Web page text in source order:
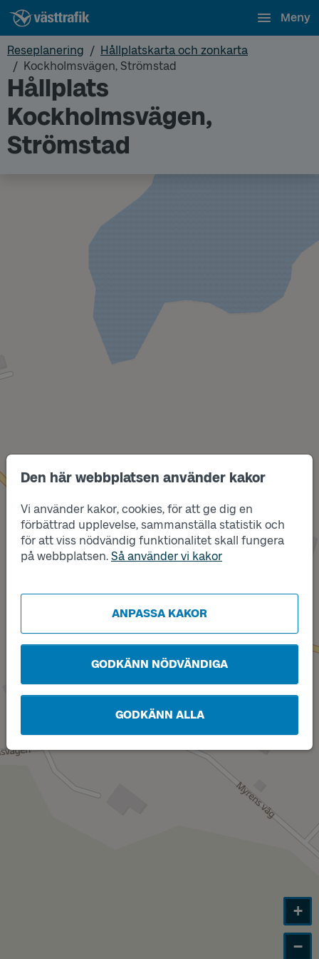
Den här webbplatsen använder kakor
Vi använder kakor, cookies, för att ge dig en
förbättrad upplevelse, sammanställa statistik och
för att viss nödvändig funktionalitet skall fungera
på webbplatsen. Så använder vi kakor
ANPASSA KAKOR
GODKÄNN NÖDVÄNDIGA
GODKÄNN ALLA
Meny
Reseplanering
Hållplatskarta och zonkarta
Kockholmsvägen, Strömstad
Hållplats
Kockholmsvägen,
Strömstad
Läge
B
+
−